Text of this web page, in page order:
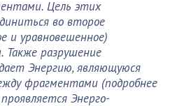
Цель этих
во второе
и уравновешенное)
Также разрушение
Энергию, являющуюся
фрагментами (подробнее
Энерго-